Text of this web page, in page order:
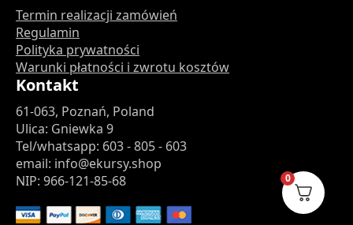
Termin realizacji zamówień
Regulamin
Polityka prywatności
Warunki płatności i zwrotu kosztów
Kontakt
61-063, Poznań, Poland
Ulica: Gniewka 9
Tel/whatsapp: 603 - 805 - 603
email: info@ekursy.shop
NIP: 966-121-85-68
0